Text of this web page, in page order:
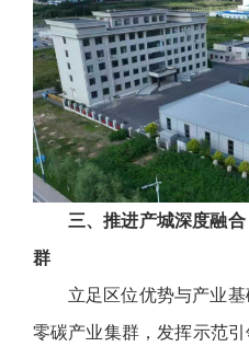
三、推进产城深度融
群
立足区位优势与产业
零碳产业集群，发挥示范